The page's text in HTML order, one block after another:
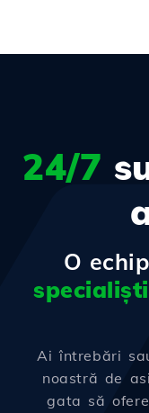
24/7
O
specialiști
Ai întrebări
noastră de
gata să